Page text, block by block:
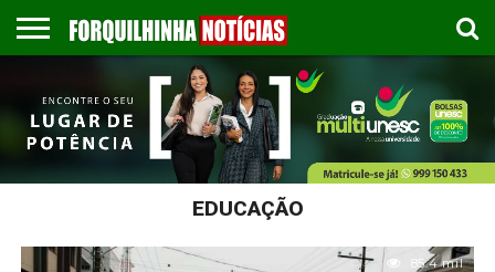
EMPREGOS
ESPORTES
PUBLICAÇÃO
LEGAL
GASTRONOMIA
CONTATO
EDUCAÇÃO
85.4 mil